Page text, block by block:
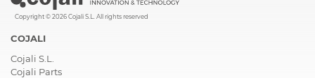
Copyright © 2026 Cojali S.L. All rights reserved
COJALI
Cojali S.L.
Cojali Parts